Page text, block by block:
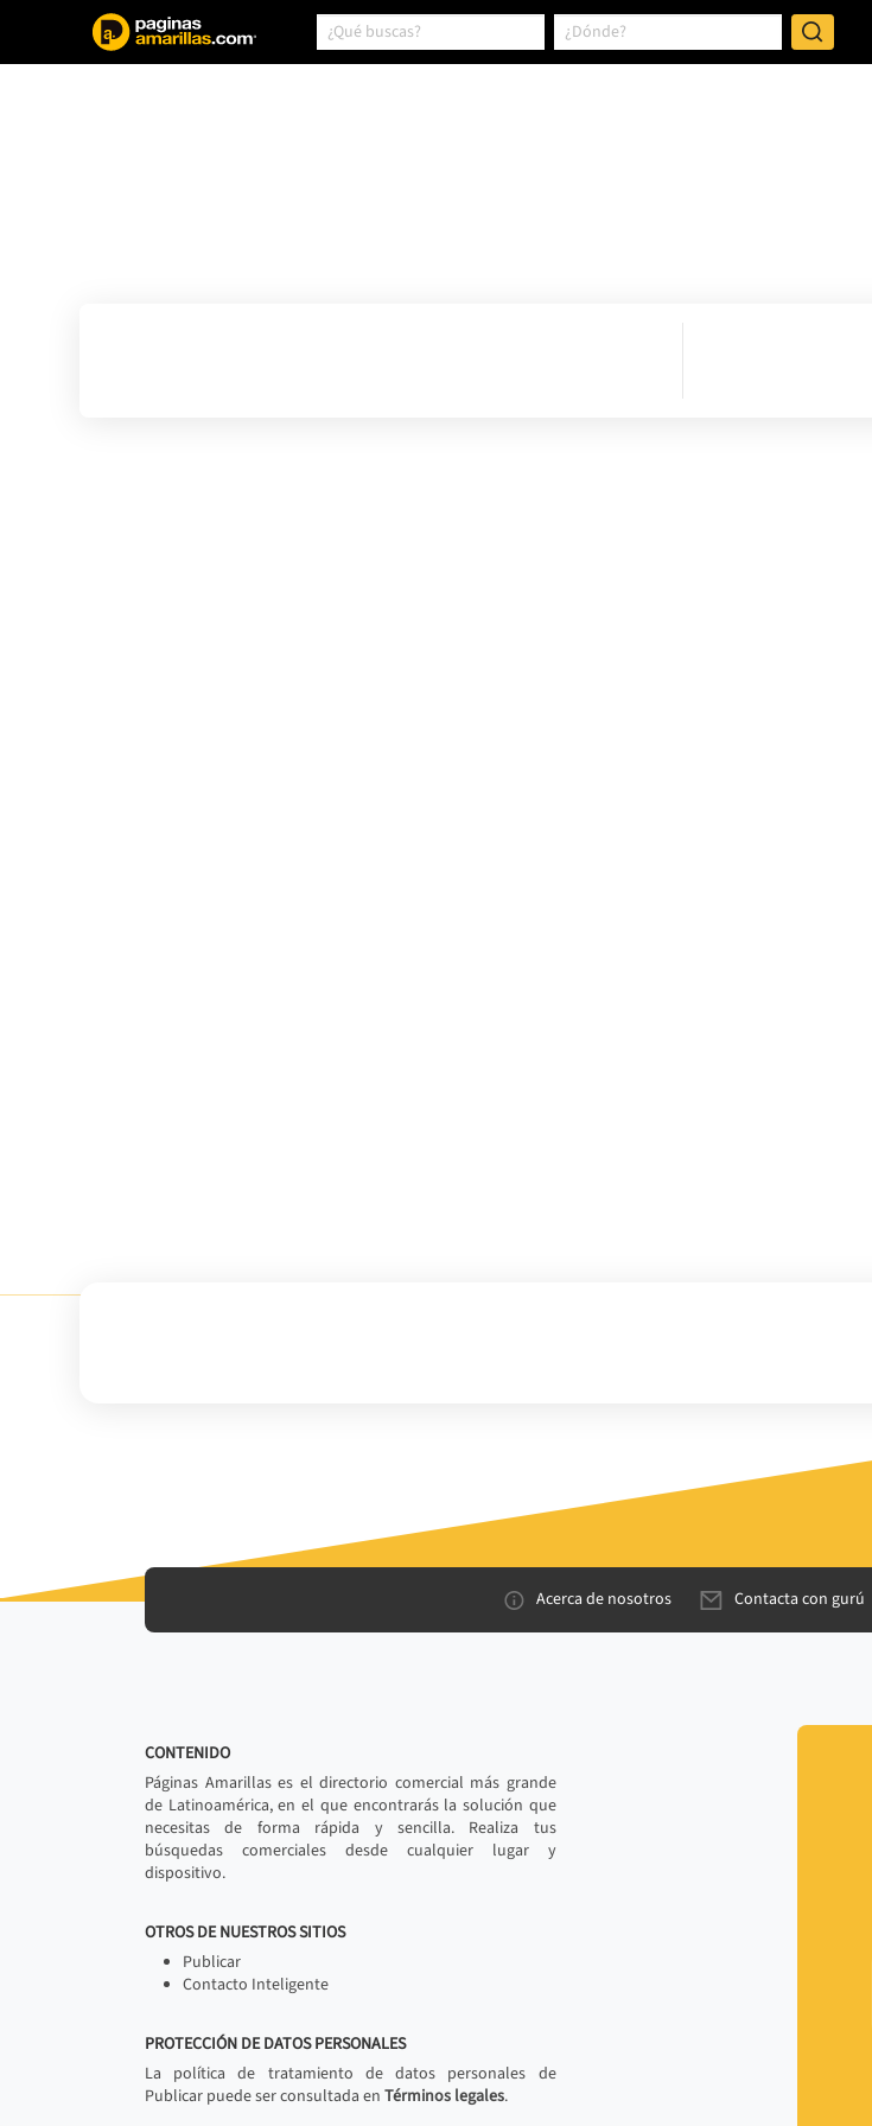
Acerca de nosotros Contacta con gurú
CONTENIDO
Páginas Amarillas es el directorio comercial más grande
de Latinoamérica, en el que encontrarás la solución que
necesitas de forma rápida y sencilla. Realiza tus
búsquedas comerciales desde cualquier lugar y
dispositivo.
OTROS DE NUESTROS SITIOS
Publicar
Contacto Inteligente
PROTECCIÓN DE DATOS PERSONALES
La política de tratamiento de datos personales de
Publicar puede ser consultada en Términos legales.